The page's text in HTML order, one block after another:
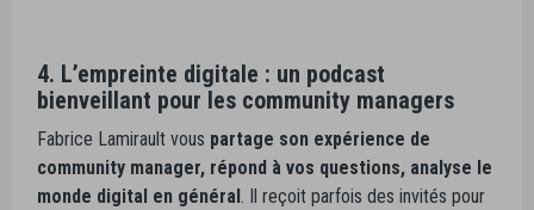
4. L’empreinte digitale : un podcast
bienveillant pour les community managers
Fabrice Lamirault vous partage son expérience de
community manager, répond à vos questions, analyse le
monde digital en général . Il reçoit parfois des invités pour